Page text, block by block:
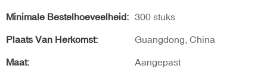
Minimale Bestelhoeveelheid: 300 stuks
Plaats Van Herkomst: Guangdong, China
Maat: Aangepast